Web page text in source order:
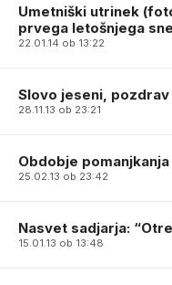
Umetniški utrinek
prvega letošnjega
22.01.14 ob 13:22
Slovo jeseni, pozdrav
28.11.13 ob 23:21
Obdobje pomanjkanja
25.02.13 ob 23:42
Nasvet sadjarja:
15.01.13 ob 13:48